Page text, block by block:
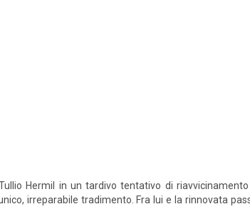
Hermil in un tardivo tentativo di
irreparabile tradimento. Fra lui e la rinnovata